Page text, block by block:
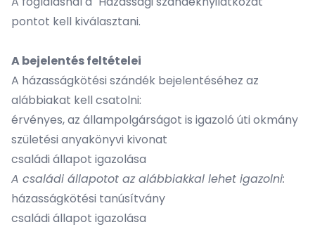
pontot kell kiválasztani.
A bejelentés feltételei
A házasságkötési szándék bejelentéséhez az
alábbiakat kell csatolni:
érvényes, az állampolgárságot is igazoló úti okmány
születési anyakönyvi kivonat
családi állapot igazolása
A családi állapotot az alábbiakkal lehet igazolni:
házasságkötési tanúsítvány
családi állapot igazolása